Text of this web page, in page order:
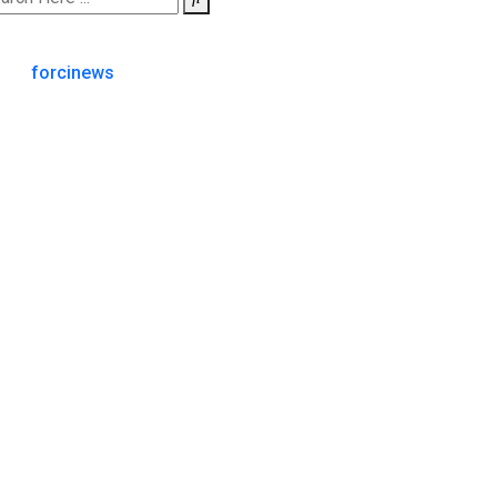
forcinews